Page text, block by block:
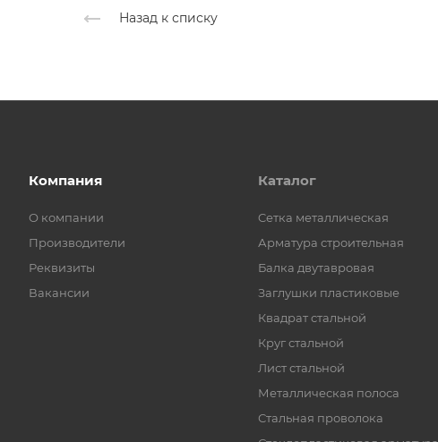
Назад к списку
Компания
О компании
Производители
Реквизиты
Вакансии
Каталог
Cетка металлическая
Арматура строительная
Балка двутавровая
Заглушки пластиковые
Квадрат стальной
Круг стальной
Лист стальной
Металлическая полоса
Стальная проволока